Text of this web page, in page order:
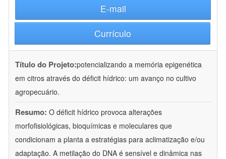
E-mail
Currículo
Título do Projeto:potencializando a memória epigenética
em citros através do déficit hídrico: um avanço no cultivo
agropecuário.
Resumo: O déficit hídrico provoca alterações
morfofisiológicas, bioquímicas e moleculares que
condicionam a planta a estratégias para aclimatização e/ou
adaptação. A metilação do DNA é sensível e dinâmica nas